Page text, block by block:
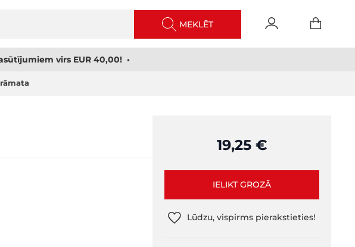
MEKLĒT
virs EUR 40,00! •
19,25 €
IELIKT GROZĀ
Lūdzu, vispirms pierakstieties!